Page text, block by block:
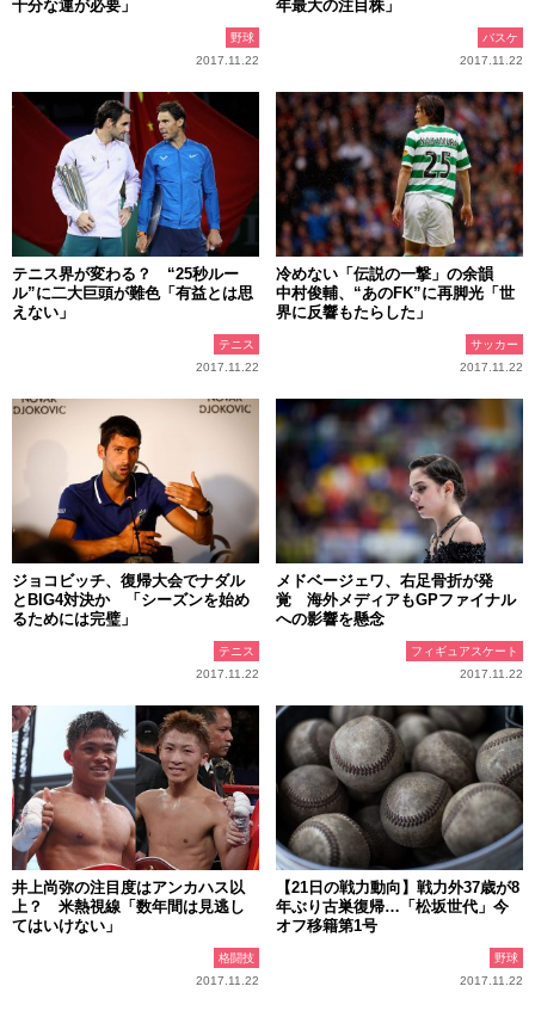
十分な運が必要」
野球
2017.11.22
年最大の注目株」
バスケ
2017.11.22
テニス界が変わる？ “25秒ルー
ル”に二大巨頭が難色「有益とは思
えない」
テニス
2017.11.22
冷めない「伝説の一撃」の余韻
中村俊輔、“あのFK”に再脚光「世
界に反響もたらした」
サッカー
2017.11.22
ジョコビッチ、復帰大会でナダル
とBIG4対決か 「シーズンを始め
るためには完璧」
テニス
2017.11.22
メドベージェワ、右足骨折が発
覚 海外メディアもGPファイナル
への影響を懸念
フィギュアスケート
2017.11.22
井上尚弥の注目度はアンカハス以
上？ 米熱視線「数年間は見逃し
てはいけない」
格闘技
2017.11.22
【21日の戦力動向】戦力外37歳が8
年ぶり古巣復帰…「松坂世代」今
オフ移籍第1号
野球
2017.11.22